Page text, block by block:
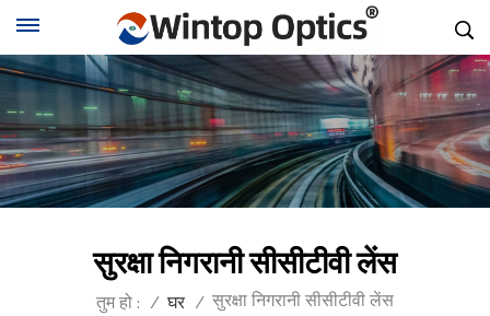
सुरक्षा निगरानी सीसीटीवी लेंस
तुम हो : / घर / सुरक्षा निगरानी सीसीटीवी लेंस